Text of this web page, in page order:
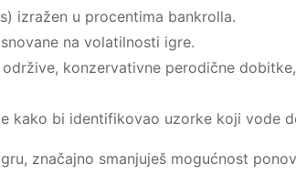
izražen u procentima bankrolla.
na volatilnosti igre.
konzervativne perodične
kako bi identifikovao uzorke koji vode
značajno smanjuješ mogućnost